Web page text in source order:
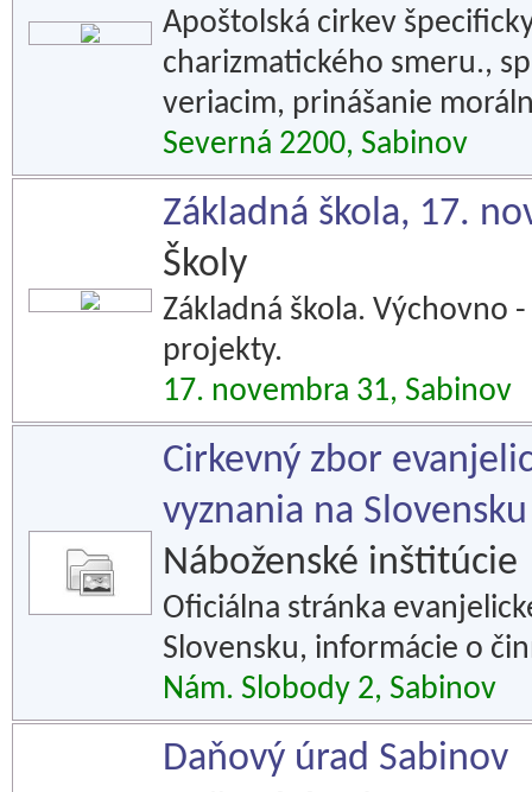
Apoštolská cirkev
charizmatického smeru.,
veriacim, prinášanie
Severná 2200, Sabinov
Základná škola, 17.
Školy
Základná škola. Výchovno
projekty.
17. novembra 31, Sabinov
Cirkevný zbor
vyznania na
Náboženské inštitúcie
Oficiálna stránka
Slovensku, informácie o
Nám. Slobody 2, Sabinov
Daňový úrad Sabinov